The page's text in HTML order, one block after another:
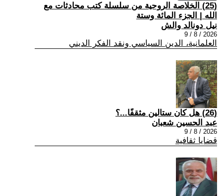
(25) الخلاصة الروحية من سلسلة كتب محادثات مع
الله | الجزء المائة وستة
نيل دونالد والش
2026 / 8 / 9
العلمانية، الدين السياسي ونقد الفكر الديني
(26) هل كان ستالين مثقفًا...؟
عبد الحسين شعبان
2026 / 8 / 9
قضايا ثقافية